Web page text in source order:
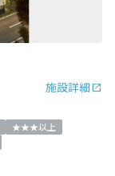
施設詳細
★★★以上